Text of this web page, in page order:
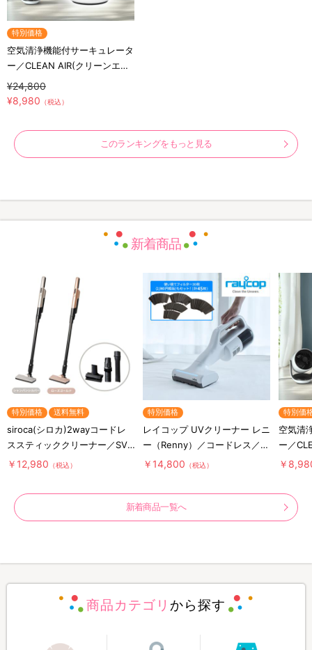
特別価格
空気清浄機能付サーキュレータ
ー／CLEAN AIR(クリーンエア
ー)／THREEUP(スリーアップ)
／軽量コンパクト／省エネ
¥24,800
¥8,980 （税込）
このランキングをもっと見る
新着商品
特別価格 送料無料
siroca(シロカ)2wayコードレ
ススティッククリーナー／SV-
S281
￥12,980 （税込）
特別価格
レイコップ UVクリーナー レニ
ー（Renny）／コードレス／軽
量／布団クリーナー
￥14,800 （税込）
特別価
空気清
ー／
ー)／
￥
新着商品一覧へ
商品カテゴリ から探す